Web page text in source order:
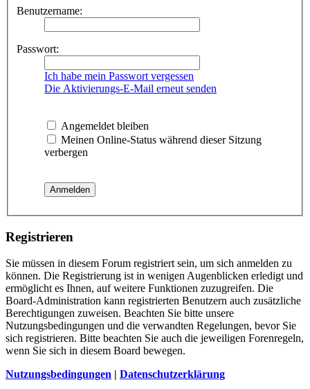
Benutzername:
Passwort:
Ich habe mein Passwort vergessen
Die Aktivierungs-E-Mail erneut senden
Angemeldet bleiben
Meinen Online-Status während dieser Sitzung
verbergen
Registrieren
Sie müssen in diesem Forum registriert sein, um sich anmelden zu
können. Die Registrierung ist in wenigen Augenblicken erledigt und
ermöglicht es Ihnen, auf weitere Funktionen zuzugreifen. Die
Board-Administration kann registrierten Benutzern auch zusätzliche
Berechtigungen zuweisen. Beachten Sie bitte unsere
Nutzungsbedingungen und die verwandten Regelungen, bevor Sie
sich registrieren. Bitte beachten Sie auch die jeweiligen Forenregeln,
wenn Sie sich in diesem Board bewegen.
Nutzungsbedingungen | Datenschutzerklärung